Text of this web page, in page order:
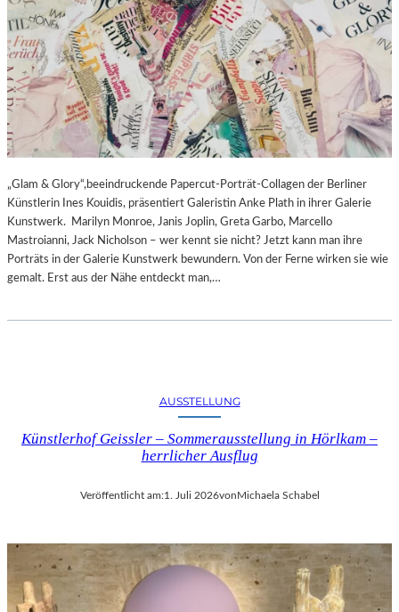
„Glam & Glory“,beeindruckende Papercut-Porträt-Collagen der Berliner
Künstlerin Ines Kouidis, präsentiert Galeristin Anke Plath in ihrer Galerie
Kunstwerk. Marilyn Monroe, Janis Joplin, Greta Garbo, Marcello
Mastroianni, Jack Nicholson – wer kennt sie nicht? Jetzt kann man ihre
Porträts in der Galerie Kunstwerk bewundern. Von der Ferne wirken sie wie
gemalt. Erst aus der Nähe entdeckt man,…
AUSSTELLUNG
Künstlerhof Geissler – Sommerausstellung in Hörlkam –
herrlicher Ausflug
Veröffentlicht am:1. Juli 2026vonMichaela Schabel